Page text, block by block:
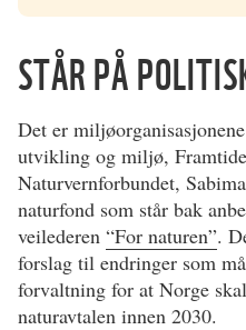
STÅR PÅ
Det er
utvikling og miljø,
Naturvernforbundet,
naturfond som står bak
veilederen “For naturen”.
forslag til endringer som
forvaltning for at Norge
naturavtalen innen 2030.